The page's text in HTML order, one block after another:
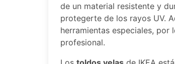
de un material resistente y
protegerte de los rayos UV.
herramientas especiales,
profesional.